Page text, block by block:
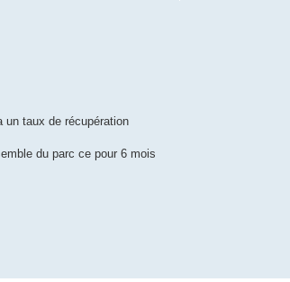
un taux de récupération
du parc ce pour 6 mois